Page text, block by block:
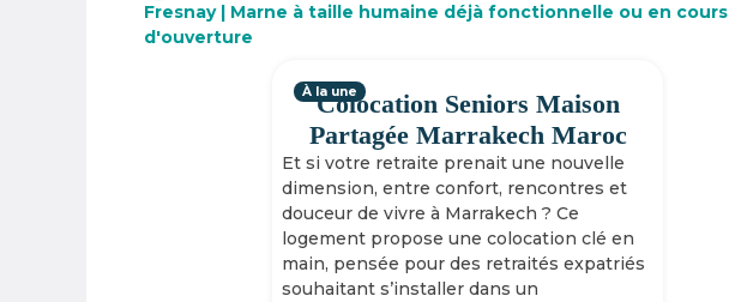
Fresnay | Marne à taille humaine déjà fonctionnelle ou en cours
d'ouverture
Colocation Seniors Maison
Partagée Marrakech Maroc
Et si votre retraite prenait une nouvelle
dimension, entre confort, rencontres et
douceur de vivre à Marrakech ? Ce
logement propose une colocation clé en
main, pensée pour des retraités expatriés
souhaitant s’installer dans un
À la une